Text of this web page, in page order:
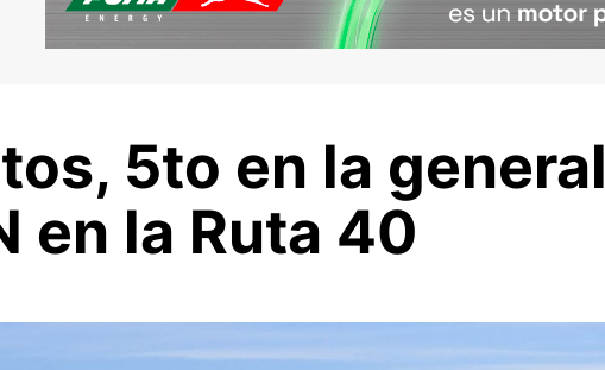
5to en la general
en la Ruta 40